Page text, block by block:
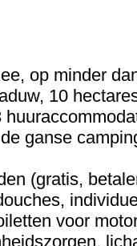
op minder
10
ganse
(gratis,
voor